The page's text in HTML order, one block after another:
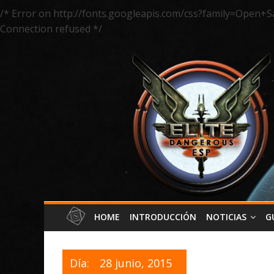
/* Error on http://fonts.googleapis.com/
Connection refused */
HOME INTRODUCCIÓN NOTICIAS
Día: 28 junio, 2015